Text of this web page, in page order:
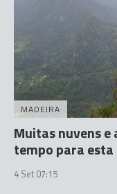
MADEIRA
Muitas nuvens e
tempo para
4 Set 07:15